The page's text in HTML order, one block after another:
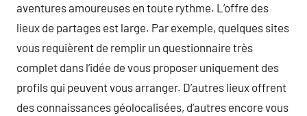
aventures amoureuses en toute rythme. L’offre des
lieux de partages est large. Par exemple, quelques sites
vous requièrent de remplir un questionnaire très
complet dans l’idée de vous proposer uniquement des
profils qui peuvent vous arranger. D’autres lieux offrent
des connaissances géolocalisées, d’autres encore vous